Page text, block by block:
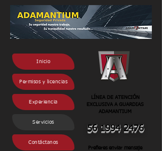
Inicio
Permisos y licencias
Experiencia
Servicios
Contáctanos
LÍNEA DE ATENCIÓN
EXCLUSIVA A GUARDIAS
ADAMANTIUM
56 1994 2476
Prefieres enviar mensaje